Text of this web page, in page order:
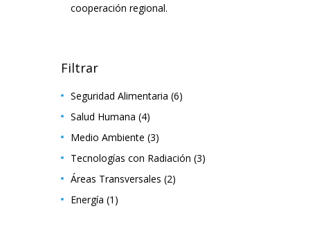
cooperación regional.
Filtrar
Seguridad Alimentaria (6)
Salud Humana (4)
Medio Ambiente (3)
Tecnologías con Radiación (3)
Áreas Transversales (2)
Energía (1)